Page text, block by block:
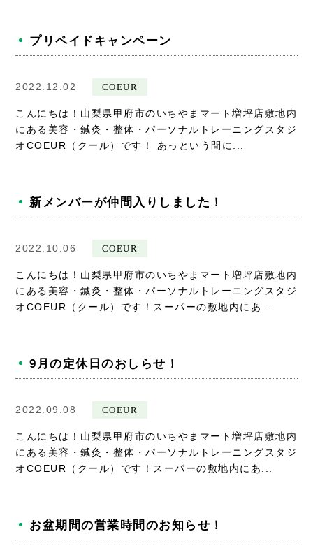
プリペイドキャンペーン
2022.12.02 COEUR
こんにちは！山梨県甲府市のいちやまマート増坪店敷地内
にある美容・鍼灸・整体・パーソナルトレーニングスタジ
オCOEUR（クール）です！ あっという間に...
新メンバーが仲間入りしました！
2022.10.06 COEUR
こんにちは！山梨県甲府市のいちやまマート増坪店敷地内
にある美容・鍼灸・整体・パーソナルトレーニングスタジ
オCOEUR（クール）です！スーパーの敷地内にあ...
9月の定休日のおしらせ！
2022.09.08 COEUR
こんにちは！山梨県甲府市のいちやまマート増坪店敷地内
にある美容・鍼灸・整体・パーソナルトレーニングスタジ
オCOEUR（クール）です！スーパーの敷地内にあ...
お盆期間の営業時間のお知らせ！